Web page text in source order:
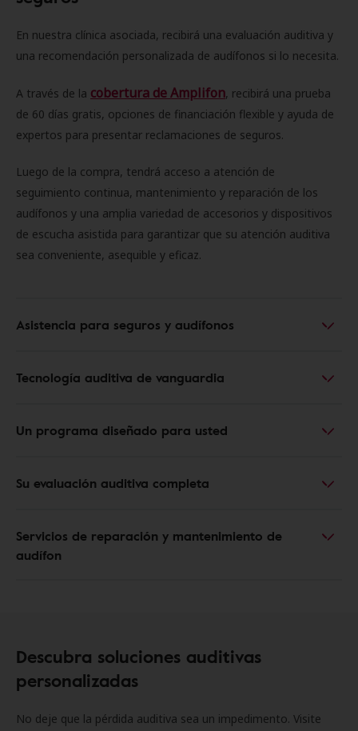
En nuestra clínica asociada, recibirá una evaluación auditiva y
una recomendación personalizada de audífonos si lo necesita.
A través de la cobertura de Amplifon, recibirá una prueba
de 60 días gratis, opciones de financiación flexible y ayuda de
expertos para presentar reclamaciones de seguros.
Luego de la compra, tendrá acceso a atención de
seguimiento continua, mantenimiento y reparación de los
audífonos y una amplia variedad de accesorios y dispositivos
de escucha asistida para garantizar que su atención auditiva
sea conveniente, asequible y eficaz.
Asistencia para seguros y audífonos
Tecnología auditiva de vanguardia
Un programa diseñado para usted
Su evaluación auditiva completa
Servicios de reparación y mantenimiento de
audífon
Descubra soluciones auditivas
personalizadas
No deje que la pérdida auditiva sea un impedimento. Visite